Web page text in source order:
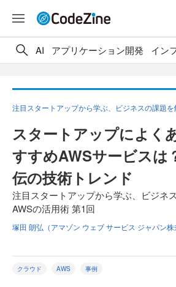
AI アプリケーション開発 イン
注目スタートアップから学ぶ、ビジネスの課題
スタートアップによく
すすめAWSサービスは
伝の技術トレンド
注目スタートアップから学ぶ、ビジネ
AWSの活用術 第1回
塚田 朗弘（アマゾン ウェブ サービス ジャパン株
クラウド AWS 事例